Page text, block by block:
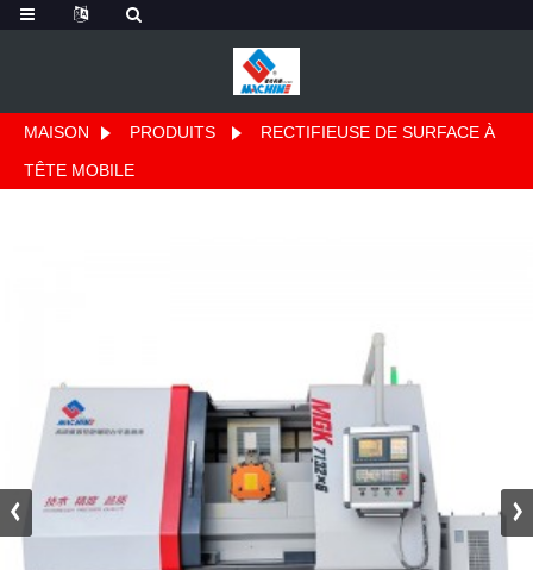
MAISON PRODUITS
RECTIFIEUSE DE SURFACE À
TÊTE MOBILE